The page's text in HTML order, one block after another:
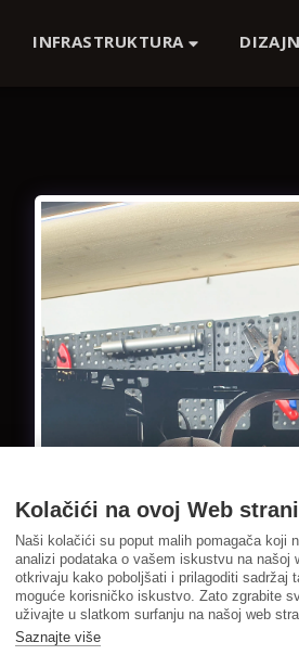
INFRASTRUKTURA DIZAJN
Kolačići na ovoj Web
Naši kolačići su poput malih pomagača koji
analizi podataka o vašem iskustvu na našoj
otkrivaju kako poboljšati i prilagoditi sadržaj
moguće korisničko iskustvo. Zato zgrabite
uživajte u slatkom surfanju na našoj web
Saznajte više